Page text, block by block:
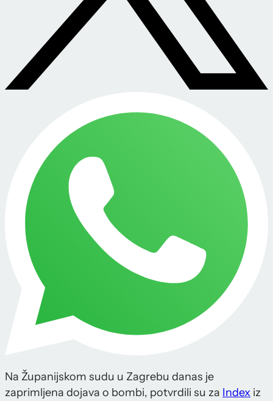
Na Županijskom sudu u Zagrebu danas je
zaprimljena dojava o bombi, potvrdili su za Index iz